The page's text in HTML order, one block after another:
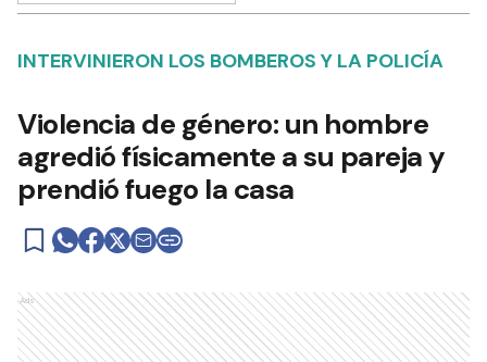
INTERVINIERON LOS BOMBEROS Y LA POLICÍA
Violencia de género: un hombre
agredió físicamente a su pareja y
prendió fuego la casa
Ads